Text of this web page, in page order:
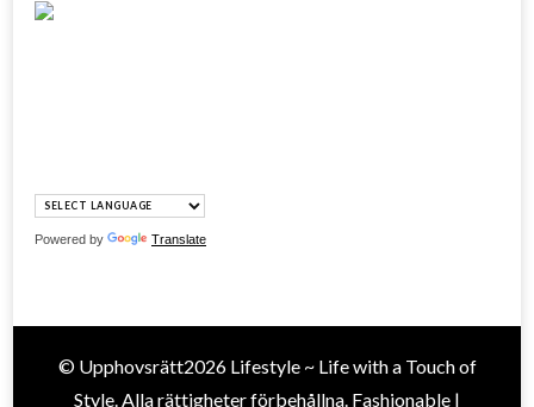
Powered by Translate
© Upphovsrätt2026 Lifestyle ~ Life with a Touch of
Style . Alla rättigheter förbehållna. Fashionable |